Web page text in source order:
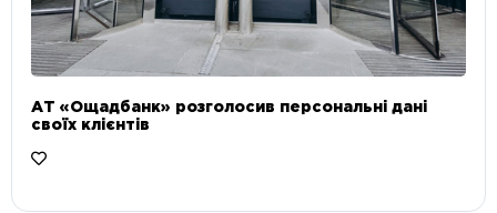
АТ «Ощадбанк» розголосив персональні дані
своїх клієнтів